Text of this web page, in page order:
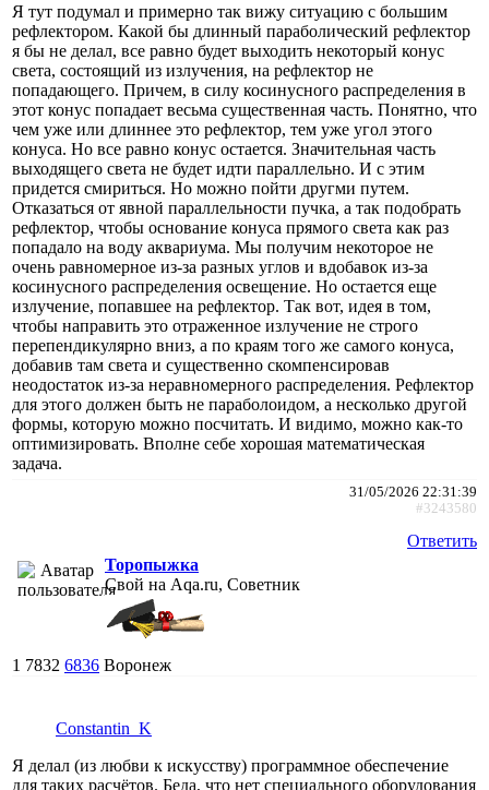
Я тут подумал и примерно так вижу ситуацию с большим
рефлектором. Какой бы длинный параболический рефлектор
я бы не делал, все равно будет выходить некоторый конус
света, состоящий из излучения, на рефлектор не
попадающего. Причем, в силу косинусного распределения в
этот конус попадает весьма существенная часть. Понятно, что
чем уже или длиннее это рефлектор, тем уже угол этого
конуса. Но все равно конус остается. Значительная часть
выходящего света не будет идти параллельно. И с этим
придется смириться. Но можно пойти другми путем.
Отказаться от явной параллельности пучка, а так подобрать
рефлектор, чтобы основание конуса прямого света как раз
попадало на воду аквариума. Мы получим некоторое не
очень равномерное из-за разных углов и вдобавок из-за
косинусного распределения освещение. Но остается еще
излучение, попавшее на рефлектор. Так вот, идея в том,
чтобы направить это отраженное излучение не строго
перепендикулярно вниз, а по краям того же самого конуса,
добавив там света и существенно скомпенсировав
неодостаток из-за неравномерного распределения. Рефлектор
для этого должен быть не параболоидом, а несколько другой
формы, которую можно посчитать. И видимо, можно как-то
оптимизировать. Вполне себе хорошая математическая
задача.
31/05/2026 22:31:39
#3243580
Ответить
Торопыжка
Свой на Aqa.ru, Советник
1 7832 6836 Воронеж
Constantin_K
Я делал (из любви к искусству) программное обеспечение
для таких расчётов. Беда, что нет специального оборудования